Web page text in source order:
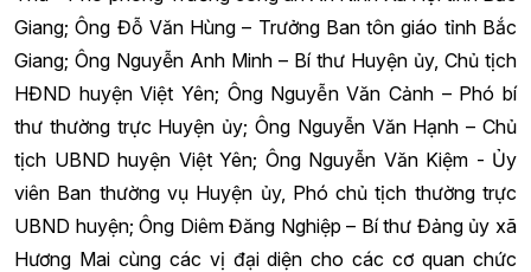
Giang; Ông Đỗ Văn Hùng – Trưởng Ban tôn giáo tỉnh Bắc
Giang; Ông Nguyễn Anh Minh – Bí thư Huyện ủy, Chủ tịch
HĐND huyện Việt Yên; Ông Nguyễn Văn Cảnh – Phó bí
thư thường trực Huyện ủy; Ông Nguyễn Văn Hạnh – Chủ
tịch UBND huyện Việt Yên; Ông Nguyễn Văn Kiệm - Ủy
viên Ban thường vụ Huyện ủy, Phó chủ tịch thường trực
UBND huyện; Ông Diêm Đăng Nghiệp – Bí thư Đảng ủy xã
Hương Mai cùng các vị đại diện cho các cơ quan chức